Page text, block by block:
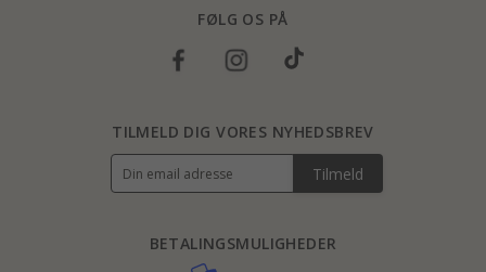
FØLG OS PÅ
BETALINGSMULIGHEDER
TILMELD DIG VORES NYHEDSBREV
Tilmeld